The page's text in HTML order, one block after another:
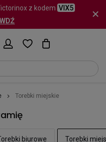
z kodem VIX5
Torebki miejskie
biurowe Torebki